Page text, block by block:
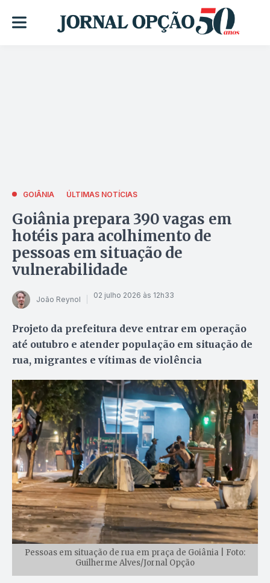
GOIÂNIA ÚLTIMAS NOTÍCIAS
Goiânia prepara 390 vagas em
hotéis para acolhimento de
pessoas em situação de
vulnerabilidade
João Reynol 02 julho 2026 às 12h33
Projeto da prefeitura deve entrar em operação
até outubro e atender população em situação de
rua, migrantes e vítimas de violência
Pessoas em situação de rua em praça de Goiânia | Foto:
Guilherme Alves/Jornal Opção